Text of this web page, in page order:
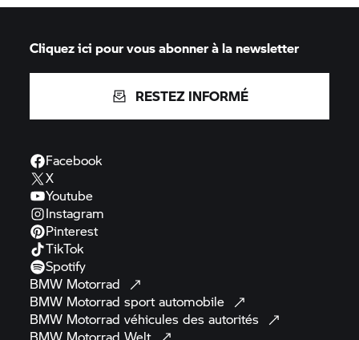
Cliquez ici pour vous abonner à la newsletter
RESTEZ INFORMÉ
Facebook
X
Youtube
Instagram
Pinterest
TikTok
Spotify
BMW Motorrad
BMW Motorrad sportautomobile
BMW Motorrad véhicules desautorités